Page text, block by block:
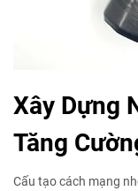
Xây Dựng
Tăng
Cấu tạo cách mạng